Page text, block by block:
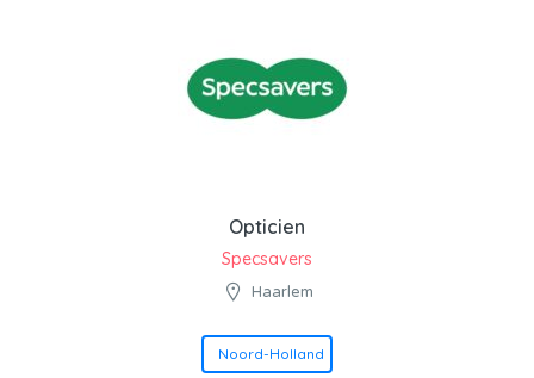
Opticien
Specsavers
Haarlem
Noord-Holland